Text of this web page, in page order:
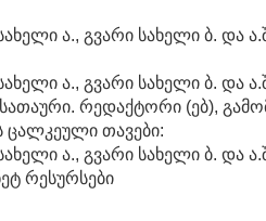
ა., გვარი სახელი ბ. და
ა., გვარი სახელი ბ. და
სათაური. რედაქტორი (ებ),
ცალკეული თავები:
ა., გვარი სახელი ბ. და
რესურსები